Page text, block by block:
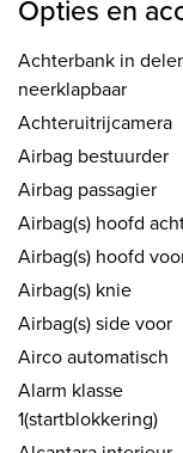
Opties en
Achterbank in
neerklapbaar
Achteruitrijcamera
Airbag bestuurder
Airbag passagier
Airbag(s) hoofd
Airbag(s) hoofd
Airbag(s) knie
Airbag(s) side voor
Airco automatisch
Alarm klasse
1(startblokkering)